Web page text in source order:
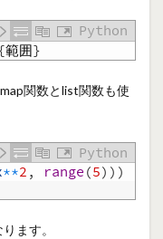
Python
範囲}
関数とlist関数も使
Python
**2, range(5) ) )
ます。